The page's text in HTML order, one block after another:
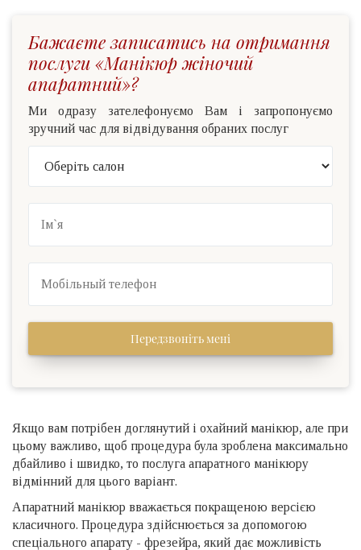
Бажаєте записатись на отримання
послуги «Манікюр жіночий
апаратний»?
Ми одразу зателефонуємо Вам і запропонуємо
зручний час для відвідування обраних послуг
Передзвоніть мені
Якщо вам потрібен доглянутий і охайний манікюр, але при
цьому важливо, щоб процедура була зроблена максимально
дбайливо і швидко, то послуга апаратного манікюру
відмінний для цього варіант.
Апаратний манікюр вважається покращеною версією
класичного. Процедура здійснюється за допомогою
спеціального апарату - фрезейра, який дає можливість